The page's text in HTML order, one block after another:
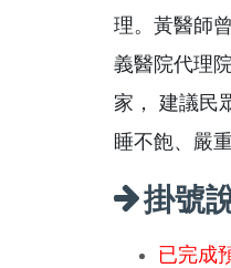
理。黃醫師
義醫院代理
家， 建議民
睡不飽、嚴
掛號
已完成